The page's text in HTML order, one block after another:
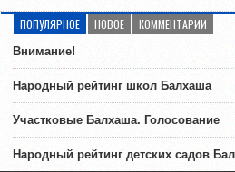
ПОПУЛЯРНОЕ НОВОЕ КОММЕНТАРИИ
Внимание!
Народный рейтинг школ Балхаша
Участковые Балхаша. Голосование
Народный рейтинг детских садов